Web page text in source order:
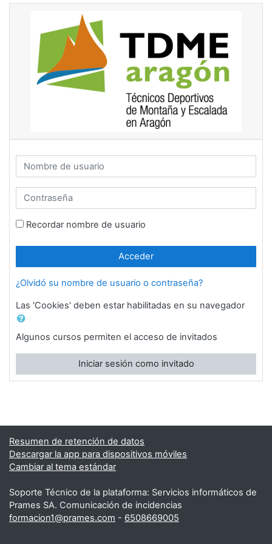
Salta al contenido principal
Nombre de usuario
Contraseña
Recordar nombre de usuario
Acceder
¿Olvidó su nombre de usuario o contraseña?
Las 'Cookies' deben estar habilitadas en su navegador
Algunos cursos permiten el acceso de invitados
Iniciar sesión como invitado
Resumen de retención de datos
Descargar la app para dispositivos móviles
Cambiar al tema estándar
Soporte Técnico de la plataforma: Servicios informáticos de
Prames SA. Comunicación de incidencias
formacion1@prames.com - 6508669005